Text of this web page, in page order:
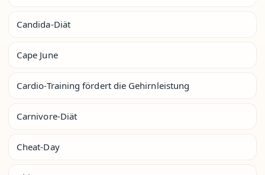
Candida-Diät
Cape June
Cardio-Training fördert die Gehirnleistung
Carnivore-Diät
Cheat-Day